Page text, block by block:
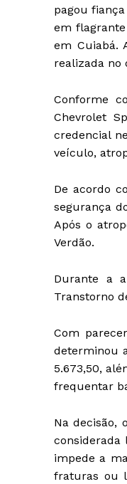
pagou
em
em Cuiabá.
realizada no
Conforme
Chevrolet
credencial
veículo,
De acordo
segurança
Após o
Verdão.
Durante a
Transtorno
Com
determinou
5.673,50,
frequentar
Na decisão,
considerada
impede a
fraturas ou